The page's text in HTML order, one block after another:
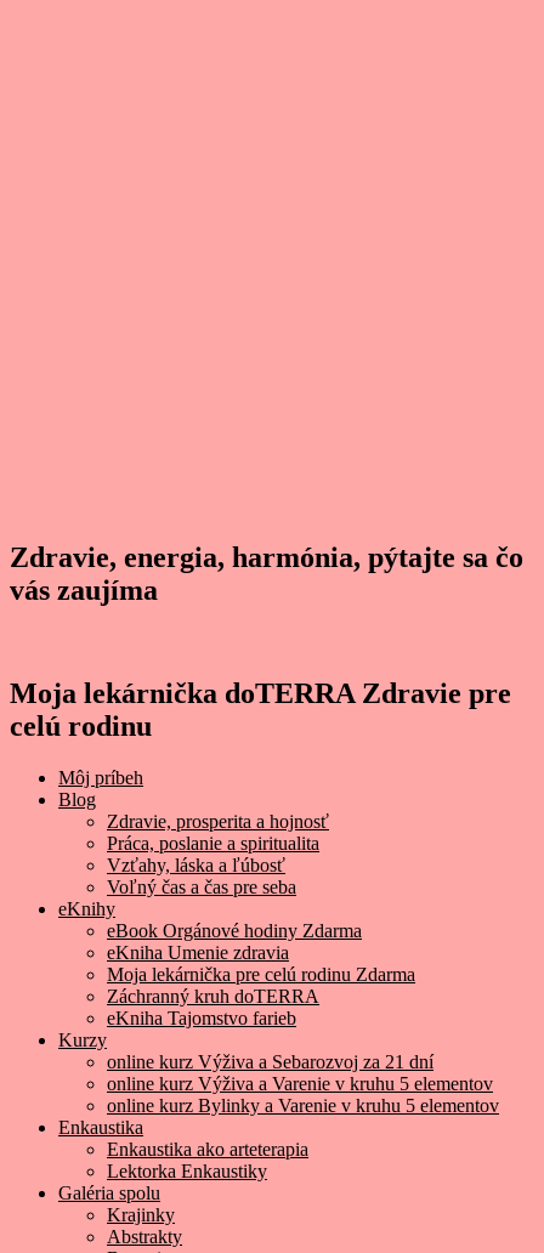
Zdravie, energia, harmónia, pýtajte sa čo
vás zaujíma
Moja lekárnička doTERRA Zdravie pre
celú rodinu
Môj príbeh
Blog
Zdravie, prosperita a hojnosť
Práca, poslanie a spiritualita
Vzťahy, láska a ľúbosť
Voľný čas a čas pre seba
eKnihy
eBook Orgánové hodiny Zdarma
eKniha Umenie zdravia
Moja lekárnička pre celú rodinu Zdarma
Záchranný kruh doTERRA
eKniha Tajomstvo farieb
Kurzy
online kurz Výživa a Sebarozvoj za 21 dní
online kurz Výživa a Varenie v kruhu 5 elementov
online kurz Bylinky a Varenie v kruhu 5 elementov
Enkaustika
Enkaustika ako arteterapia
Lektorka Enkaustiky
Galéria spolu
Krajinky
Abstrakty